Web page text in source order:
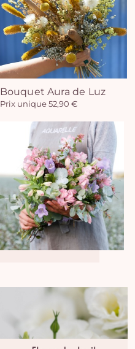
Bouquet Aura de Luz
Prix unique 52,90 €